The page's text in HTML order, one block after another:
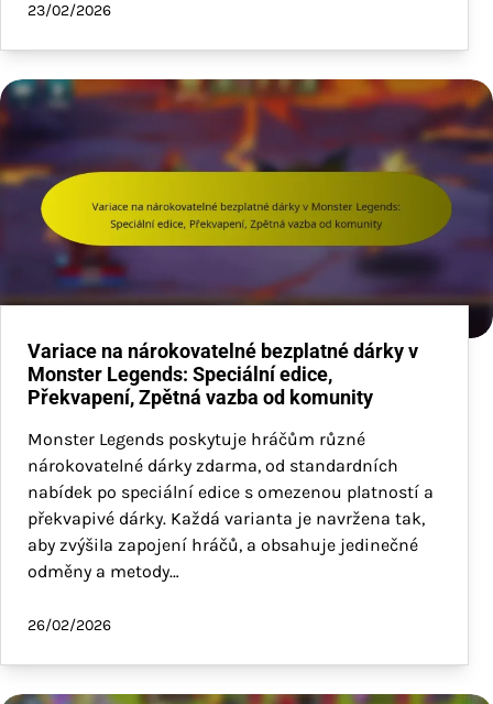
23/02/2026
Variace na nárokovatelné bezplatné dárky v
Monster Legends: Speciální edice,
Překvapení, Zpětná vazba od komunity
Monster Legends poskytuje hráčům různé
nárokovatelné dárky zdarma, od standardních
nabídek po speciální edice s omezenou platností a
překvapivé dárky. Každá varianta je navržena tak,
aby zvýšila zapojení hráčů, a obsahuje jedinečné
odměny a metody…
26/02/2026